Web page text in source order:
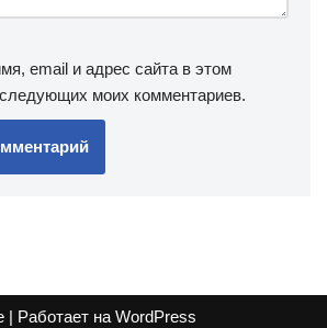
email и адрес сайта в этом
моих комментариев.
| Работает наWordPress